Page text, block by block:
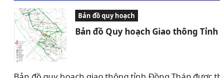
Bản đồ quy hoạch
Bản đồ Quy hoạch Giao thông